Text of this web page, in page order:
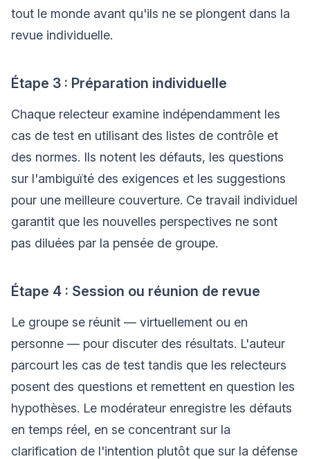
tout le monde avant qu'ils ne se plongent dans la
revue individuelle.
Étape 3 : Préparation individuelle
Chaque relecteur examine indépendamment les
cas de test en utilisant des listes de contrôle et
des normes. Ils notent les défauts, les questions
sur l'ambiguïté des exigences et les suggestions
pour une meilleure couverture. Ce travail individuel
garantit que les nouvelles perspectives ne sont
pas diluées par la pensée de groupe.
Étape 4 : Session ou réunion de revue
Le groupe se réunit — virtuellement ou en
personne — pour discuter des résultats. L'auteur
parcourt les cas de test tandis que les relecteurs
posent des questions et remettent en question les
hypothèses. Le modérateur enregistre les défauts
en temps réel, en se concentrant sur la
clarification de l'intention plutôt que sur la défense